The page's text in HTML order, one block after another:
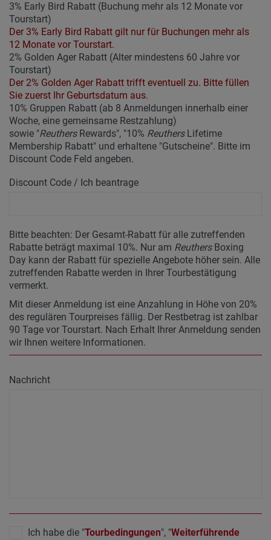
3% Early Bird Rabatt (Buchung mehr als 12 Monate vor
Tourstart)
Der 3% Early Bird Rabatt gilt nur für Buchungen mehr als
12 Monate vor Tourstart.
2% Golden Ager Rabatt (Alter mindestens 60 Jahre vor
Tourstart)
Der 2% Golden Ager Rabatt trifft eventuell zu. Bitte füllen
Sie zuerst Ihr Geburtsdatum aus.
10% Gruppen Rabatt (ab 8 Anmeldungen innerhalb einer
Woche, eine gemeinsame Restzahlung)
sowie "ReuthersRewards", "10% ReuthersLifetime
Membership Rabatt" und erhaltene "Gutscheine". Bitte im
Discount Code Feld angeben.
Discount Code / Ich beantrage
Bitte beachten: Der Gesamt-Rabatt für alle zutreffenden
Rabatte beträgt maximal 10%. Nur am ReuthersBoxing
Day kann der Rabatt für spezielle Angebote höher sein. Alle
zutreffenden Rabatte werden in Ihrer Tourbestätigung
vermerkt.
Mit dieser Anmeldung ist eine Anzahlung in Höhe von 20%
des regulären Tourpreises fällig. Der Restbetrag ist zahlbar
90 Tage vor Tourstart. Nach Erhalt Ihrer Anmeldung senden
wir Ihnen weitere Informationen.
Nachricht
Ich habe die "Tourbedingungen", "Weiterführende